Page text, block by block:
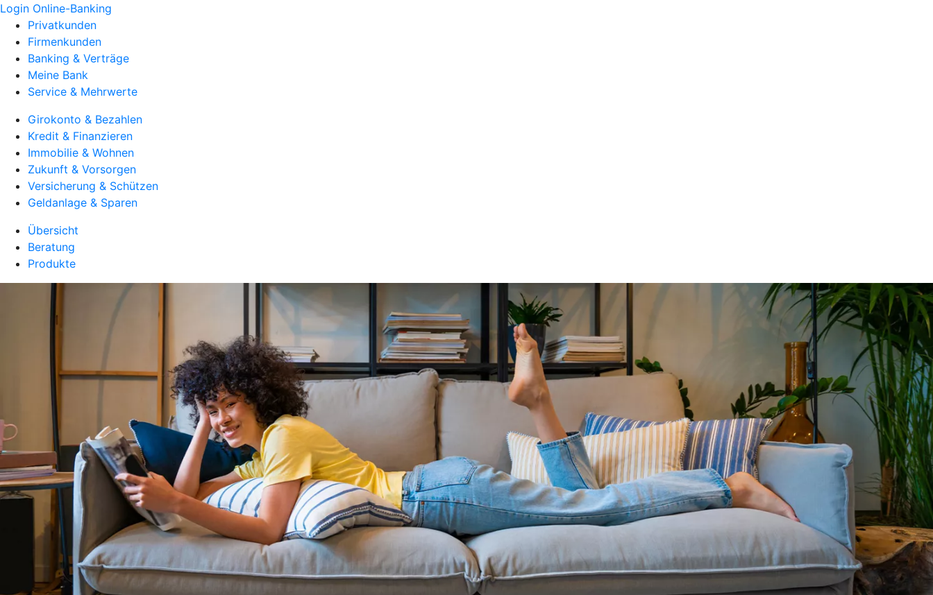
Login Online-Banking
Privatkunden
Firmenkunden
Banking & Verträge
Meine Bank
Service & Mehrwerte
Girokonto & Bezahlen
Kredit & Finanzieren
Immobilie & Wohnen
Zukunft & Vorsorgen
Versicherung & Schützen
Geldanlage & Sparen
Übersicht
Beratung
Produkte